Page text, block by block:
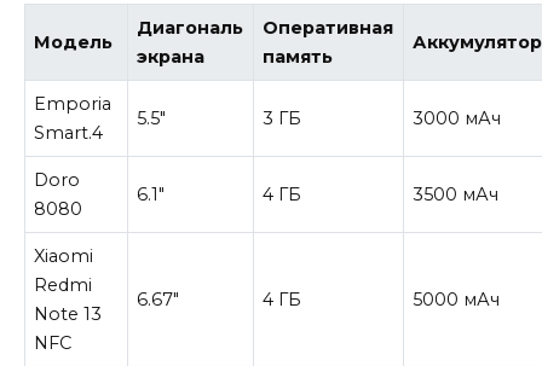
Модель
Диагональ
экрана
Оперативная
память
Аккумулятор
Emporia
Smart.4
5.5″ 3 ГБ 3000 мАч
Doro
8080
6.1″ 4 ГБ 3500 мАч
Xiaomi
Redmi
Note 13
NFC
6.67″ 4 ГБ 5000 мАч